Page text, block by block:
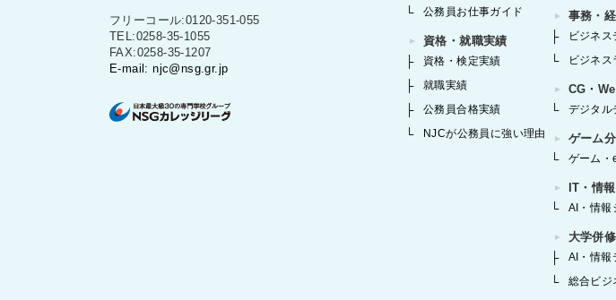
フリーコール:0120-351-055
TEL:0258-35-1055
FAX:0258-35-1207
E-mail: njc@nsg.gr.jp
公務員お仕事ガイド
資格・就職実績
資格・検定実績
就職実績
公務員合格実績
NJCが公務員に強い理由
事務・
ビジネ
ビジネ
CG・
デジタル
ゲーム
ゲーム・
IT・情
AI・情報
大学併修
AI・情報
総合ビジ